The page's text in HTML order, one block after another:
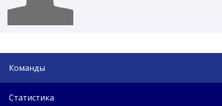
Команды
Статистика